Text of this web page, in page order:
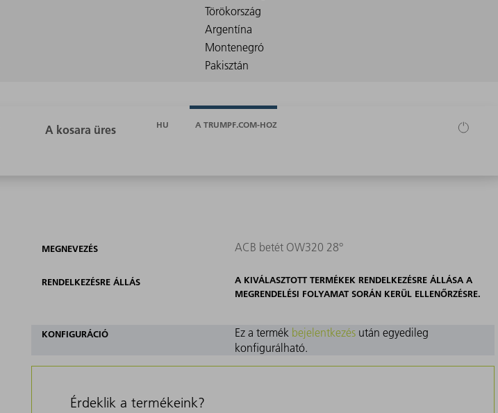
HU A TRUMPF.COM-HOZ
MEGNEVEZÉS ACB betét OW320 28°
RENDELKEZÉSRE ÁLLÁS
A KIVÁLASZTOTT TERMÉKEK RENDELKEZÉSRE ÁLLÁSA A
MEGRENDELÉSI FOLYAMAT SORÁN KERÜL ELLENŐRZÉSRE.
KONFIGURÁCIÓ Ez a termék bejelentkezésután egyedileg
konfigurálható.
Érdeklik a termékeink?